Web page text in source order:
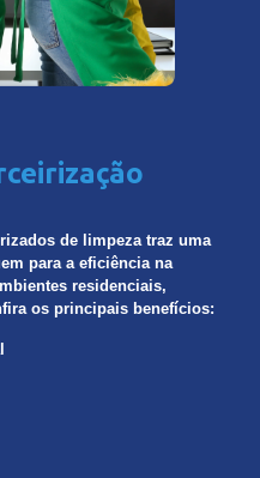
de limpeza traz uma
para a eficiência na
residenciais,
os principais benefícios: